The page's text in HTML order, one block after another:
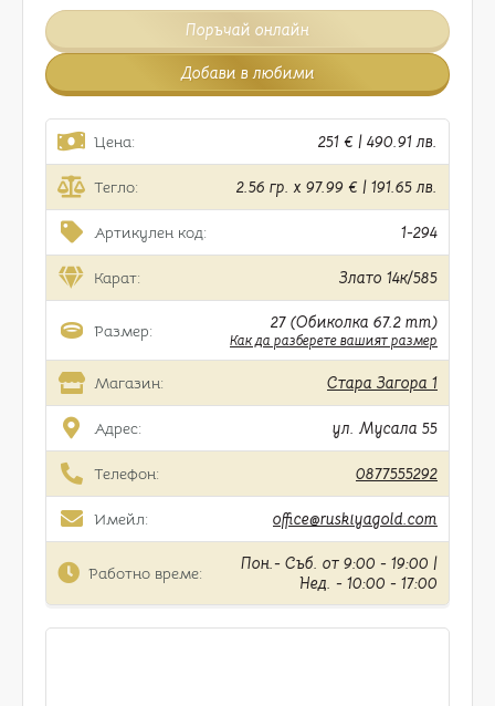
Поръчай онлайн
Добави в любими
Цена: 251 € | 490.91 лв.
Тегло: 2.56 гр. x 97.99 € | 191.65 лв.
Артикулен код: 1-294
Карат: Злато 14к/585
Размер: 27 (Обиколка 67.2 mm)
Как да разберете вашият размер
Магазин: Стара Загора 1
Адрес: ул. Мусала 55
Телефон: 0877555292
Имейл: office@ruskiyagold.com
Работно време:
Пон.- Съб. от 9:00 - 19:00 |
Нед. - 10:00 - 17:00